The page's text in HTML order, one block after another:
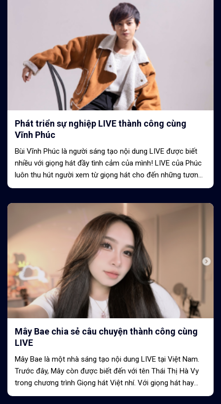
Phát triển sự nghiệp LIVE thành công cùng
Vĩnh Phúc
Bùi Vĩnh Phúc là người sáng tạo nội dung LIVE được biết
nhiều với giọng hát đầy tình cảm của mình! LIVE của Phúc
luôn thu hút người xem từ giọng hát cho đến những tương
tác sôi động, trò chuyện...
Mây Bae chia sẻ câu chuyện thành công cùng
LIVE
Mây Bae là một nhà sáng tạo nội dung LIVE tại Việt Nam.
Trước đây, Mây còn được biết đến với tên Thái Thị Hà Vy
trong chương trình Giọng hát Việt nhí. Với giọng hát hay
đầy nội lực, Mây...